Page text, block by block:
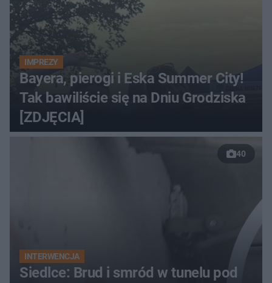
IMPREZY
Bayera, pierogi i Eska Summer City!
Tak bawiliście się na Dniu Grodziska
[ZDJĘCIA]
40
INTERWENCJA
Siedlce: Brud i smród w tunelu pod